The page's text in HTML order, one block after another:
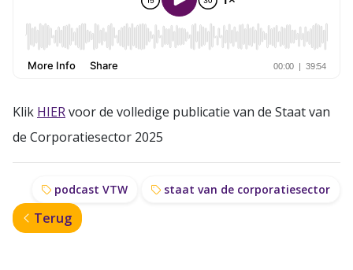
Klik HIERvoor de volledige publicatie van de Staat van
de Corporatiesector 2025
podcast VTW staat van de corporatiesector
Terug